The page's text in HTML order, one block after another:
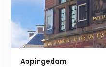
Appingedam